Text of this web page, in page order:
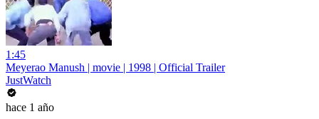
1:45
Meyerao Manush | movie | 1998 | Official Trailer
JustWatch
hace 1 año